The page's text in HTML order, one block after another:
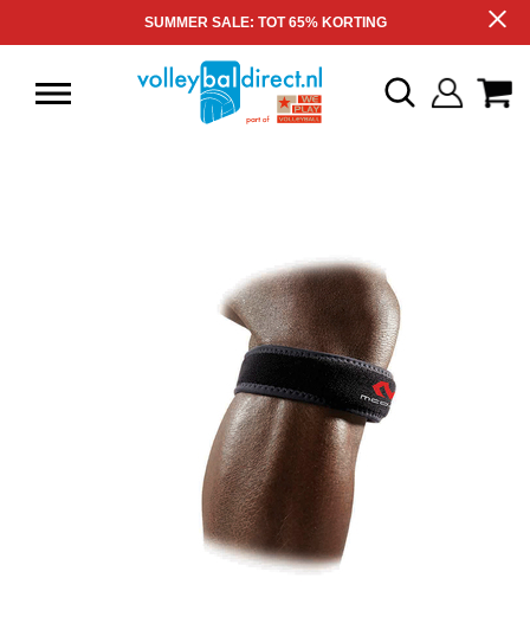
SUMMER SALE: TOT 65% KORTING